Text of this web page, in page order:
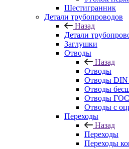
Шестигранник
Детали трубопроводов
Назад
Детали
Заглушки
Отводы
Назад
Отводы
Отводы DIN
Отводы
Отводы
Отводы с
Переходы
Назад
Переходы
Переходы